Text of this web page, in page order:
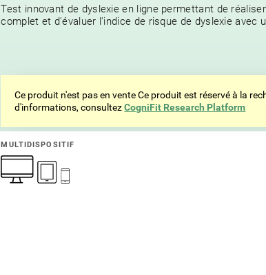
Test innovant de dyslexie en ligne permettant de
complet et d'évaluer l'indice de risque de dyslexie avec
Ce produit n'est pas en vente Ce produit est réservé à la
d'informations, consultezCogniFit Research Platform
MULTIDISPOSITIF